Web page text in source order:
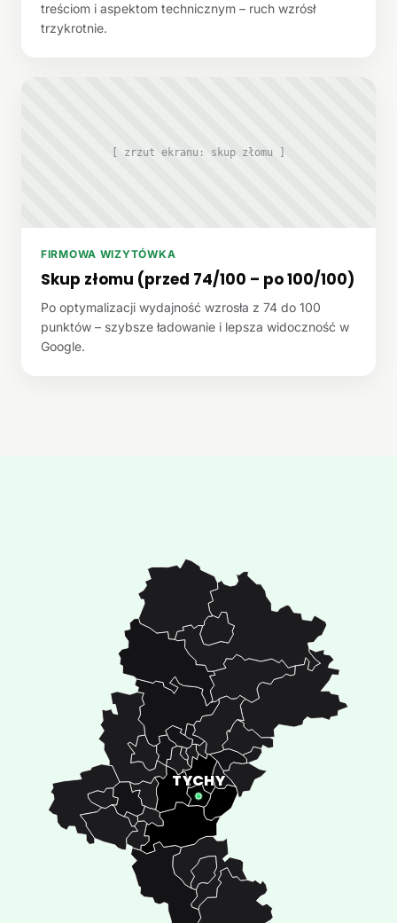
treściom i aspektom technicznym – ruch wzrósł
trzykrotnie.
[ zrzut ekranu: skup złomu ]
FIRMOWA WIZYTÓWKA
Skup złomu (przed 74/100 – po 100/100)
Po optymalizacji wydajność wzrosła z 74 do 100
punktów – szybsze ładowanie i lepsza widoczność w
Google.